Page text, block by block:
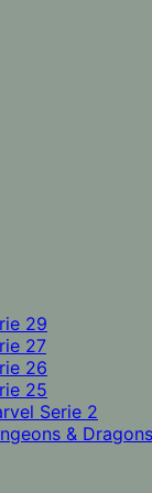
29
27
26
25
Serie 2
& Dragons